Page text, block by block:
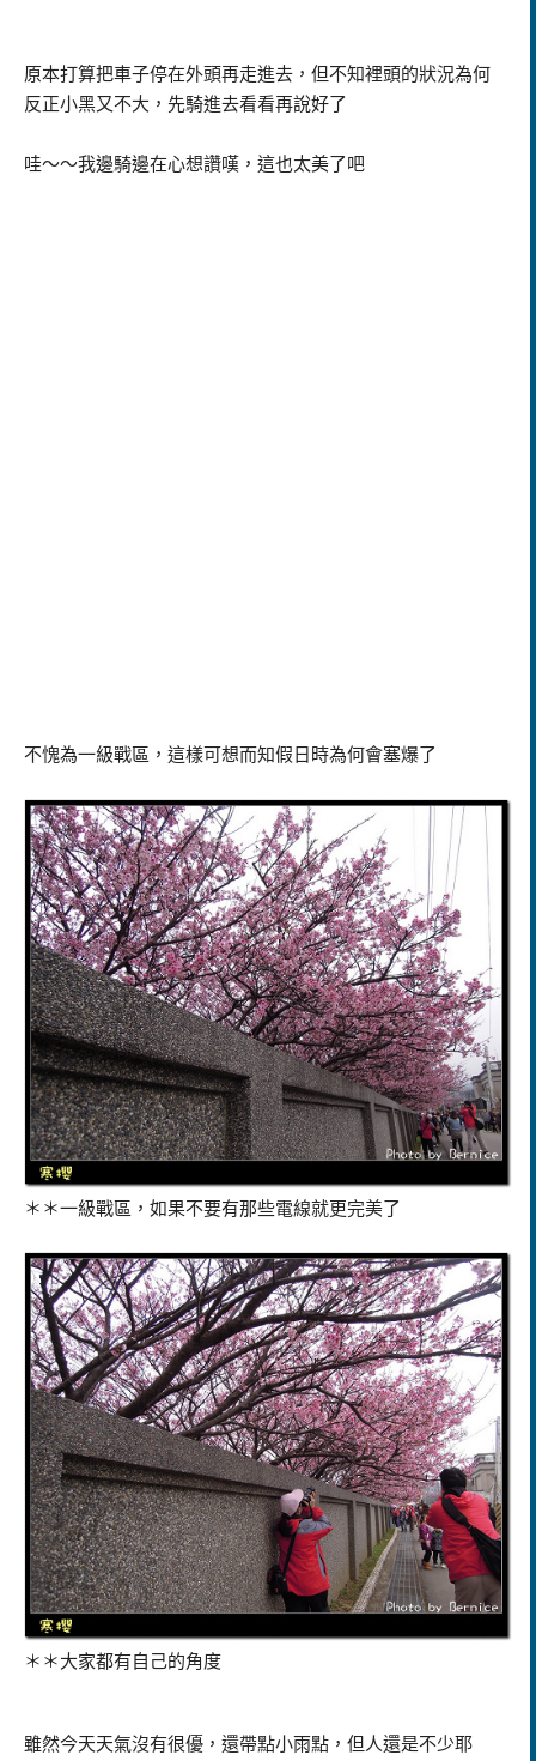
原本打算把車子停在外頭再走進去，但不知裡頭的狀況為何
反正小黑又不大，先騎進去看看再說好了
哇～～我邊騎邊在心想讚嘆，這也太美了吧
不愧為一級戰區，這樣可想而知假日時為何會塞爆了
＊＊一級戰區，如果不要有那些電線就更完美了
＊＊大家都有自己的角度
雖然今天天氣沒有很優，還帶點小雨點，但人還是不少耶